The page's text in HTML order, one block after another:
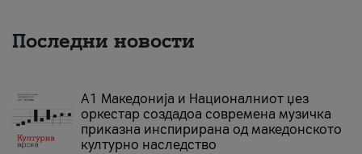
Последни новости
А1 Македонија и Националниот џез
оркестар создадоа современа музичка
приказна инспирирана од македонското
културно наследство